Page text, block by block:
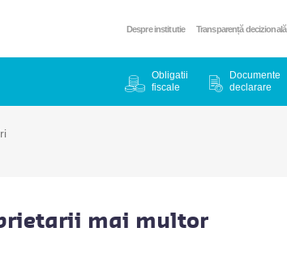
Despre institutie Transparență decizională
Obligatii
fiscale
Documente
declarare
mai multor